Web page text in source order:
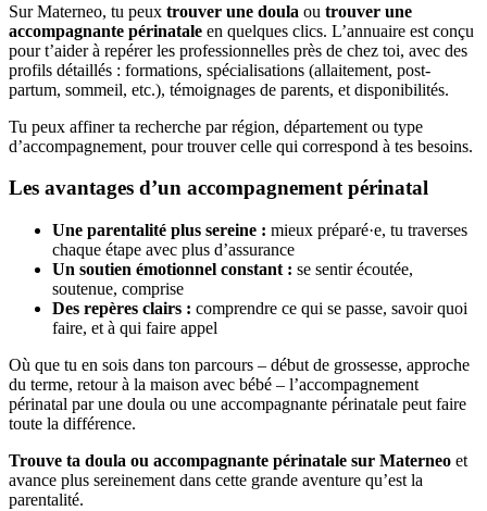
Sur Materneo, tu peux trouver une doula ou trouver une
accompagnante périnatale en quelques clics. L’annuaire est conçu
pour t’aider à repérer les professionnelles près de chez toi, avec des
profils détaillés : formations, spécialisations (allaitement, post-
partum, sommeil, etc.), témoignages de parents, et disponibilités.
Tu peux affiner ta recherche par région, département ou type
d’accompagnement, pour trouver celle qui correspond à tes besoins.
Les avantages d’un accompagnement périnatal
Une parentalité plus sereine : mieux préparé·e, tu traverses
chaque étape avec plus d’assurance
Un soutien émotionnel constant : se sentir écoutée,
soutenue, comprise
Des repères clairs : comprendre ce qui se passe, savoir quoi
faire, et à qui faire appel
Où que tu en sois dans ton parcours – début de grossesse, approche
du terme, retour à la maison avec bébé – l’accompagnement
périnatal par une doula ou une accompagnante périnatale peut faire
toute la différence.
Trouve ta doula ou accompagnante périnatale sur Materneo et
avance plus sereinement dans cette grande aventure qu’est la
parentalité.